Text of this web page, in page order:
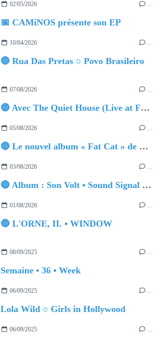
02/05/2026 …
📅 CAMiNOS présente son EP
10/04/2026 …
🔵 Rua Das Pretas ○ Povo Brasileiro
07/08/2026 …
🔵 Avec The Quiet House (Live at Funkhaus), Kenzo Zurzolo livre une performance aussi intense qu'envoûtante.
05/08/2026 …
🔵 Le nouvel album « Fat Cat » de Delilah Holliday (sortie le 30 Octobre 2026)
03/08/2026 …
🔵 Album : Son Volt • Sound Signal Serenades
01/08/2026 …
🔵 L'ORNE, II. • WINDOW
08/09/2025 …
Semaine • 36 • Week
06/09/2025 …
Lola Wild ○ Girls in Hollywood
06/09/2025 …